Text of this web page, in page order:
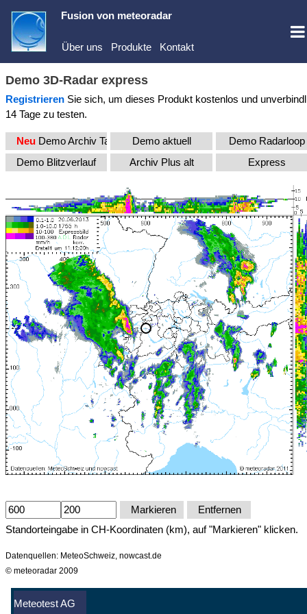
Fusion von meteoradar
Über uns Produkte Kontakt
Demo 3D-Radar express
Registrieren Sie sich, um dieses Produkt kostenlos und
14 Tage zu testen.
Neu Demo Archiv TagesloopDemo aktuell
Demo Radarloop
Demo Blitzverlauf
Archiv Plus alt Express
Markieren
Entfernen
Standorteingabe in CH-Koordinaten (km), auf "Markieren" klicken.
Datenquellen: MeteoSchweiz, nowcast.de
© meteoradar 2009
Meteotest AG